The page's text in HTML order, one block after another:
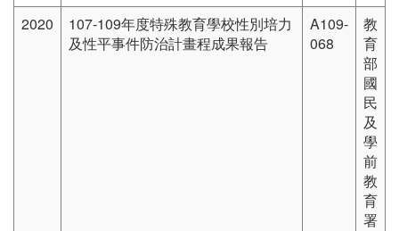
2020
107-109年度特殊教育學校性別培力
及性平事件防治計畫程成果報告
A109-
068
教
育
部
國
民
及
學
前
教
育
署